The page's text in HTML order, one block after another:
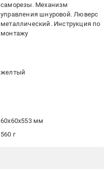
саморезы. Механизм
управления шнуровой. Люверс
металлический. Инструкция по
монтажу
желтый
60x60x553 мм
560 г